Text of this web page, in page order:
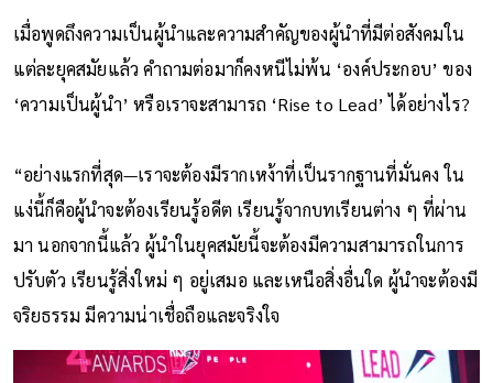
เมื่อพูดถึงความเป็นผู้นำและความสำคัญของผู้นำที่มีต่อสังคมใน
แต่ละยุคสมัยแล้ว คำถามต่อมาก็คงหนีไม่พ้น ‘องค์ประกอบ’ ของ
‘ความเป็นผู้นำ’ หรือเราจะสามารถ ‘Rise to Lead’ ได้อย่างไร?
“อย่างแรกที่สุด—เราจะต้องมีรากเหง้าที่เป็นรากฐานที่มั่นคง ใน
แง่นี้ก็คือผู้นำจะต้องเรียนรู้อดีต เรียนรู้จากบทเรียนต่าง ๆ ที่ผ่าน
มา นอกจากนี้แล้ว ผู้นำในยุคสมัยนี้จะต้องมีความสามารถในการ
ปรับตัว เรียนรู้สิ่งใหม่ ๆ อยู่เสมอ และเหนือสิ่งอื่นใด ผู้นำจะต้องมี
จริยธรรม มีความน่าเชื่อถือและจริงใจ